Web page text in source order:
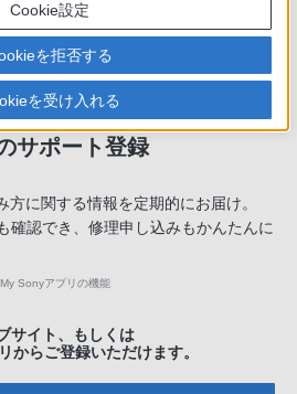
サポート登録
に関する情報を定期的にお届け。
確認でき、修理申し込みもかんたんに
My Sonyアプリの機能
サイト、もしくは
からご登録いただけます。
Cookie設定
を拒否する
を受け入れる